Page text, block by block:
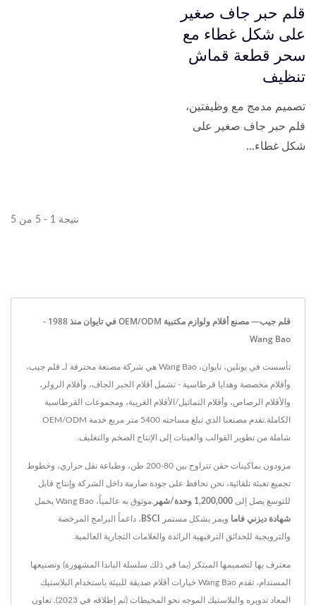
قلم حبر جاف صغير
على شكل غطاء مع
سحر قطعة قماش
تنظيف
تصميم مدمج مع وظيفتين،
قلم حبر جاف صغير على
شكل غطاء...
نتيجة 1 - 5 من 5
قلم جيب— مصنع أقلام ولوازم مكتبية OEM/ODM في تايوان منذ 1988 -
Wang Bao
تأسست في يونلين، تايوان، Wang Bao هي شركة مصنعة محترفة لـ قلم جيب،
وأقلام مخصصة وهدايا قرطاسية - تشمل أقلام الحبر الجاف، وأقلام الرولر،
والأقلام الرصاص، وأقلام التماثيل/الأقلام الغريبة، ومجموعات القرطاسية
الكاملة.تقدم مصنعنا الذي تبلغ مساحته 5400 متر مربع خدمة OEM/ODM
شاملة من تطوير القوالب والعينات إلى الإنتاج الضخم والتغليف.
مزودون بماكينات حقن تتراوح بين 80-200 طن، وطباعة نقل حراري، وخطوط
تجميع تعبئة تلقائية، نحن نحافظ على جودة صارمة داخل الشركة وإنتاج قابل
للتوسع يصل إلى 1,200,000 وحدة/شهر .موثوق به عالمياً، Wang Bao يحمل
شهادة ديزني فاما ويمر بشكل مستمر BSCI ، داعماً البرامج المرخصة
والترويجية للحدائق الترفيهية الرائدة والعلامات التجارية العالمية.
معترف بها لتصميمها المبتكر (بما في ذلك سلسلة الباندا المشهورة) وتصنيعها
المستدام، تقدم Wang Bao خيارات أقلام صديقة للبيئة باستخدام البلاستيك
المعاد تدويره والبلاستيك الموجه نحو المحيطات (تم إطلاقه في 2023). تعاون